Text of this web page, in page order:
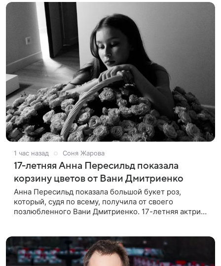
1 час назад Соня Жарова
17-летняя Анна Пересильд показала
корзину цветов от Вани Дмитриенко
Анна Пересильд показала большой букет роз,
который, судя по всему, получилa от своего
позлюбленного Вани Дмитриенко. 17-летняя актриса